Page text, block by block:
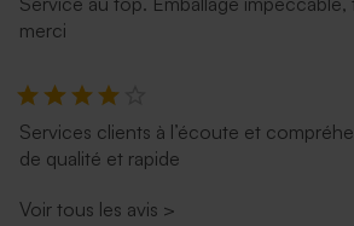
Enveloppe rouille
merci
Services clients à l’écoute et
de qualité et rapide
Voir tous les avis >